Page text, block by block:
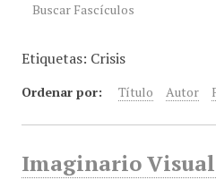
Buscar Fascículos
Etiquetas: Crisis
Ordenar por: Título Autor
Imaginario